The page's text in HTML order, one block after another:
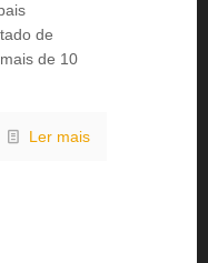
de
de 10
Ler mais